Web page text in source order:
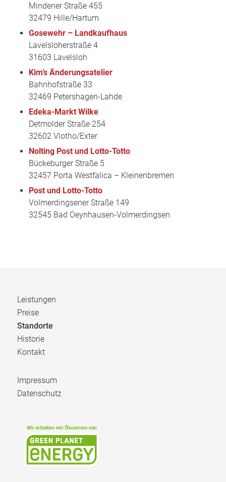
Mindener Straße 455
32479 Hille/Hartum
Gosewehr – Landkaufhaus
Lavelsloherstraße 4
31603 Lavelsloh
Kim’s Änderungsatelier
Bahnhofstraße 33
32469 Petershagen-Lahde
Edeka-Markt Wilke
Detmolder Straße 254
32602 Vlotho/Exter
Nolting Post und Lotto-Totto
Bückeburger Straße 5
32457 Porta Westfalica – Kleinenbremen
Post und Lotto-Totto
Volmerdingsener Straße 149
32545 Bad Oeynhausen-Volmerdingsen
Leistungen
Preise
Standorte
Historie
Kontakt
Impressum
Datenschutz